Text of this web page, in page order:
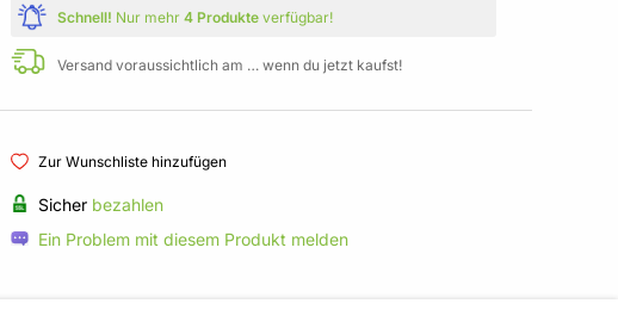
Schnell! Nur mehr 4 Produkte verfügbar!
Versand voraussichtlich am … wenn du jetzt kaufst!
Zur Wunschliste hinzufügen
Sicher bezahlen
Ein Problem mit diesem Produkt melden